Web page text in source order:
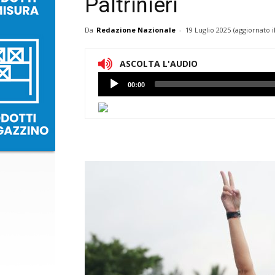
Paltrinieri
Da Redazione Nazionale - 19 Luglio 2025 (aggiornato il
ASCOLTA L'AUDIO
Lettore
Audio
00:00